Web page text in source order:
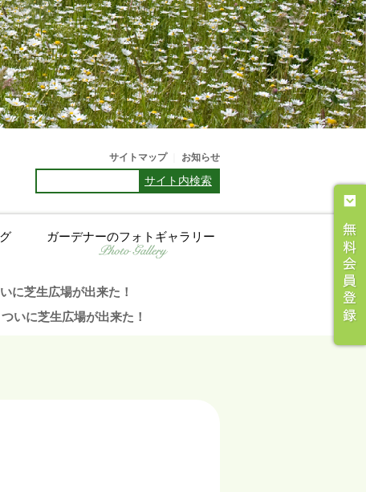
サイトマップ お知らせ
サイト内検索
ガーデナーのフォトギャラリー
に芝生広場が出来た！
ついに芝生広場が出来た！